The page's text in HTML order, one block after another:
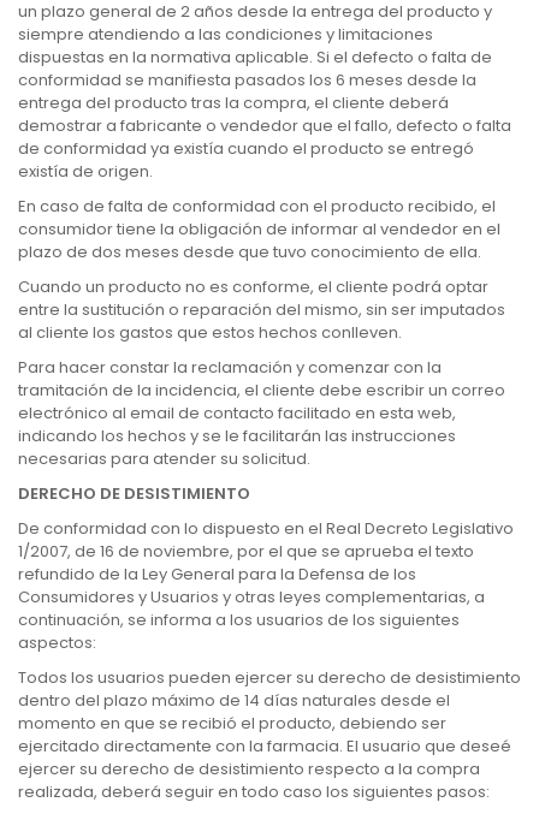
un plazo general de 2 años desde la entrega del producto y
siempre atendiendo a las condiciones y limitaciones
dispuestas en la normativa aplicable. Si el defecto o falta de
conformidad se manifiesta pasados los 6 meses desde la
entrega del producto tras la compra, el cliente deberá
demostrar a fabricante o vendedor que el fallo, defecto o falta
de conformidad ya existía cuando el producto se entregó
existía de origen.
En caso de falta de conformidad con el producto recibido, el
consumidor tiene la obligación de informar al vendedor en el
plazo de dos meses desde que tuvo conocimiento de ella.
Cuando un producto no es conforme, el cliente podrá optar
entre la sustitución o reparación del mismo, sin ser imputados
al cliente los gastos que estos hechos conlleven.
Para hacer constar la reclamación y comenzar con la
tramitación de la incidencia, el cliente debe escribir un correo
electrónico al email de contacto facilitado en esta web,
indicando los hechos y se le facilitarán las instrucciones
necesarias para atender su solicitud.
DERECHO DE DESISTIMIENTO
De conformidad con lo dispuesto en el Real Decreto Legislativo
1/2007, de 16 de noviembre, por el que se aprueba el texto
refundido de la Ley General para la Defensa de los
Consumidores y Usuarios y otras leyes complementarias, a
continuación, se informa a los usuarios de los siguientes
aspectos:
Todos los usuarios pueden ejercer su derecho de desistimiento
dentro del plazo máximo de 14 días naturales desde el
momento en que se recibió el producto, debiendo ser
ejercitado directamente con la farmacia. El usuario que deseé
ejercer su derecho de desistimiento respecto a la compra
realizada, deberá seguir en todo caso los siguientes pasos: